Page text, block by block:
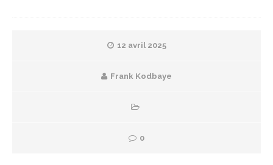
12 avril 2025
Frank Kodbaye
0